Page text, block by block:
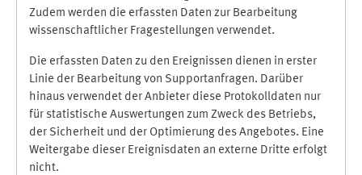
Zudem werden die erfassten Daten zur Bearbeitung
wissenschaftlicher Fragestellungen verwendet.
Die erfassten Daten zu den Ereignissen dienen in erster
Linie der Bearbeitung von Supportanfragen. Darüber
hinaus verwendet der Anbieter diese Protokolldaten nur
für statistische Auswertungen zum Zweck des Betriebs,
der Sicherheit und der Optimierung des Angebotes. Eine
Weitergabe dieser Ereignisdaten an externe Dritte erfolgt
nicht.